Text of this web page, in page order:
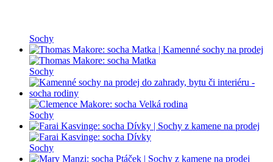
Sochy
Sochy
Sochy
Sochy